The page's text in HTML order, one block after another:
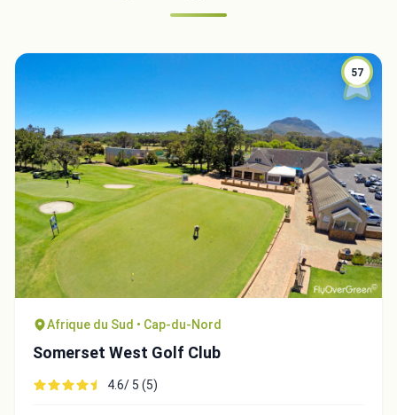
57
Afrique du Sud • Cap-du-Nord
Somerset West Golf Club
4.6/ 5 (5)